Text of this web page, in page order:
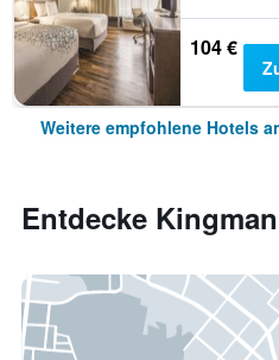
104 €
Weitere empfohlene Hotels
Entdecke Kingman